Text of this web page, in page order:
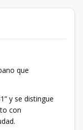
que
y se distingue
con